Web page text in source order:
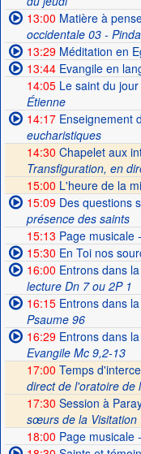
13:00 Matière à
occidentale 03 -
13:29Méditation en
13:44Evangile en
14:05Le saint du jour
Étienne
14:17Enseignement
eucharistiques
14:30 Chapelet aux
Transfiguration, en
15:00 L'heure de la
15:09Des questions
présence des saints
15:13 Page musicale-
15:30 En Toi nos
16:00 Entrons dans
lecture Dn 7 ou 2P 1
16:15Entrons dans
Psaume 96
16:29Entrons dans
Evangile Mc 9,2-13
17:00 Temps
direct de l'oratoire de
17:30 Session à
sœurs de la Visitation
18:00 Page musicale-